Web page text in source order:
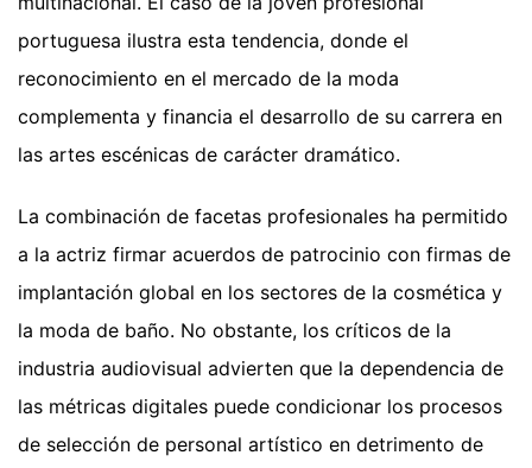
portuguesa ilustra esta tendencia, donde el
reconocimiento en el mercado de la moda
complementa y financia el desarrollo de su carrera en
las artes escénicas de carácter dramático.
La combinación de facetas profesionales ha permitido
a la actriz firmar acuerdos de patrocinio con firmas de
implantación global en los sectores de la cosmética y
la moda de baño. No obstante, los críticos de la
industria audiovisual advierten que la dependencia de
las métricas digitales puede condicionar los procesos
de selección de personal artístico en detrimento de